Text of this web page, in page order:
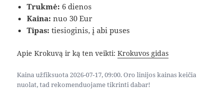
Trukmė: 6 dienos
Kaina: nuo 30 Eur
Tipas: tiesioginis, į abi puses
Apie Krokuvą ir ką ten veikti:Krokuvos gidas
Kaina užfiksuota 2026-07-17, 09:00. Oro linijos kainas keičia
nuolat, tad rekomenduojame tikrinti dabar!